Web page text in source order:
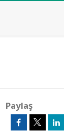
Paylaş